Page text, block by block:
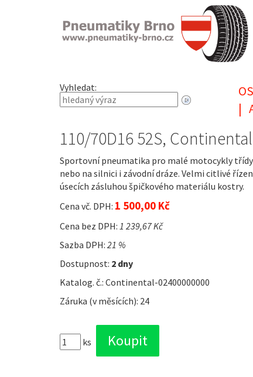
Vyhledat:
|
110/70D16 52S,
Sportovní pneumatika pro malé motocykly
nebo na silnici i závodní dráze. Velmi citlivé
úsecích zásluhou špičkového materiálu kostry.
Cena vč. DPH: 1 500,00 Kč
Cena bez DPH: 1 239,67 Kč
Sazba DPH: 21 %
Dostupnost: 2 dny
Katalog. č.: Continental-02400000000
Záruka (v měsících): 24
ks